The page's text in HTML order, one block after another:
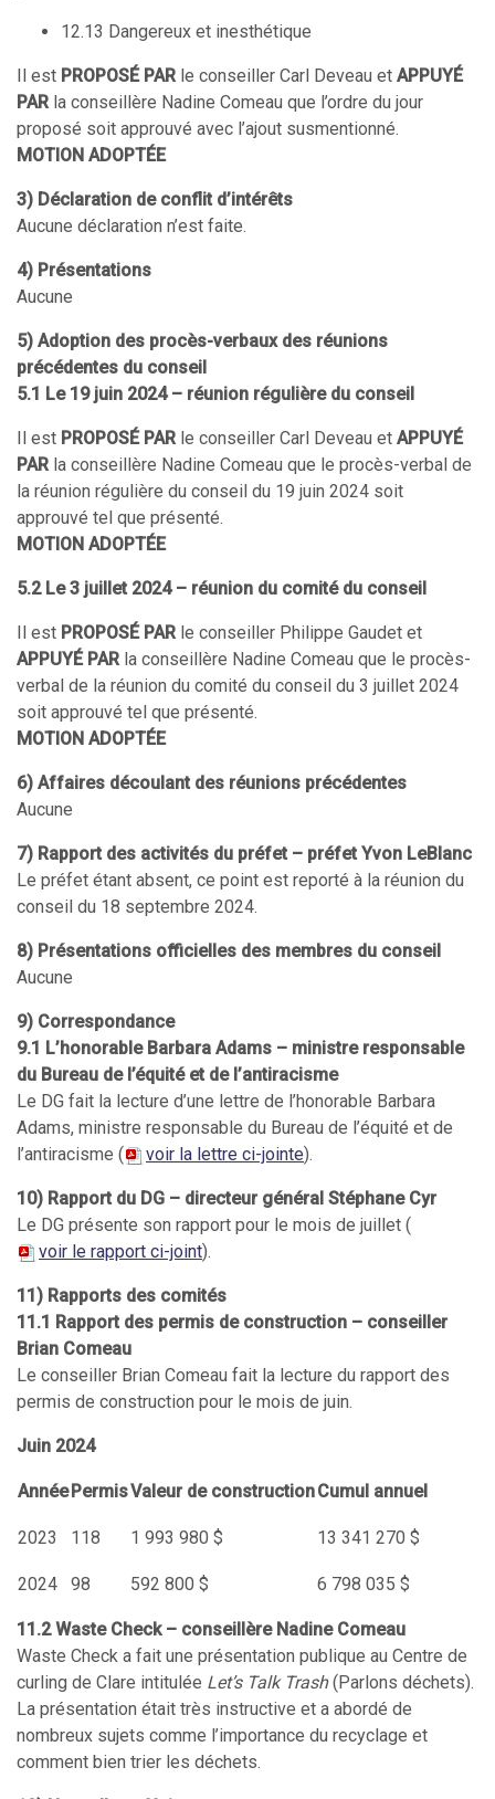
12.13 Dangereux et inesthétique
Il est PROPOSÉ PAR le conseiller Carl Deveau et APPUYÉ
PAR la conseillère Nadine Comeau que l’ordre du jour
proposé soit approuvé avec l’ajout susmentionné.
MOTION ADOPTÉE
3) Déclaration de conflit d’intérêts
Aucune déclaration n’est faite.
4) Présentations
Aucune
5) Adoption des procès-verbaux des réunions
précédentes du conseil
5.1 Le 19 juin 2024 – réunion régulière du conseil
Il est PROPOSÉ PAR le conseiller Carl Deveau et APPUYÉ
PAR la conseillère Nadine Comeau que le procès-verbal de
la réunion régulière du conseil du 19 juin 2024 soit
approuvé tel que présenté.
MOTION ADOPTÉE
5.2 Le 3 juillet 2024 – réunion du comité du conseil
Il est PROPOSÉ PAR le conseiller Philippe Gaudet et
APPUYÉ PAR la conseillère Nadine Comeau que le procès-
verbal de la réunion du comité du conseil du 3 juillet 2024
soit approuvé tel que présenté.
MOTION ADOPTÉE
6) Affaires découlant des réunions précédentes
Aucune
7) Rapport des activités du préfet – préfet Yvon LeBlanc
Le préfet étant absent, ce point est reporté à la réunion du
conseil du 18 septembre 2024.
8) Présentations officielles des membres du conseil
Aucune
9) Correspondance
9.1 L’honorable Barbara Adams – ministre responsable
du Bureau de l’équité et de l’antiracisme
Le DG fait la lecture d’une lettre de l’honorable Barbara
Adams, ministre responsable du Bureau de l’équité et de
l’antiracisme (
voir la lettre ci-jointe).
10) Rapport du DG – directeur général Stéphane Cyr
Le DG présente son rapport pour le mois de juillet (
voir le rapport ci-joint).
11) Rapports des comités
11.1 Rapport des permis de construction – conseiller
Brian Comeau
Le conseiller Brian Comeau fait la lecture du rapport des
permis de construction pour le mois de juin.
Juin 2024
AnnéePermisValeur de constructionCumul annuel
2023 118 1 993 980 $ 13 341 270 $
2024 98 592 800 $ 6 798 035 $
11.2 Waste Check – conseillère Nadine Comeau
Waste Check a fait une présentation publique au Centre de
curling de Clare intitulée Let’s Talk Trash(Parlons déchets).
La présentation était très instructive et a abordé de
nombreux sujets comme l’importance du recyclage et
comment bien trier les déchets.